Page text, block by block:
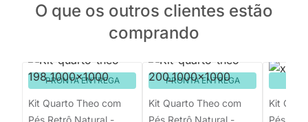
O que os outros clientes estão
comprando
PRONTA ENTREGA
Kit Quarto Theo com
Pés Retrô Natural -
PRONTA ENTREGA
Kit Quarto Theo com
Pés Retrô Natural -
Kit
Pés